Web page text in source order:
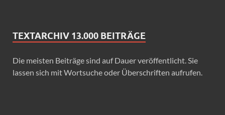
TEXTARCHIV 13.000 BEITRÄGE
Die meisten Beiträge sind auf Dauer veröffentlicht. Sie
lassen sich mit Wortsuche oder Überschriften aufrufen.